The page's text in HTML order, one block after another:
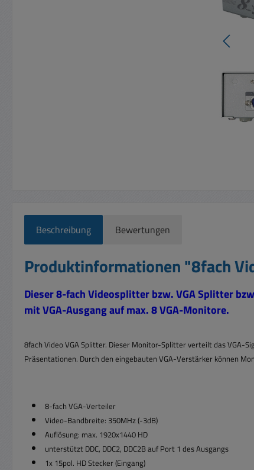
Beschreibung Bewertungen
Produktinformationen "8fach
Dieser 8-fach Videosplitter bzw. VGA Splitter
mit VGA-Ausgang auf max.8 VGA-Monitore.
8fach Video VGA Splitter. Dieser Monitor-Splitter verteilt das VGA-
Präsentationen. Durch den eingebauten VGA-Verstärker können
8-fach VGA-Verteiler
Video-Bandbreite: 350MHz (-3dB)
Auflösung: max. 1920x1440 HD
unterstützt DDC, DDC2, DDC2B auf Port 1 des Ausgangs
1x 15pol. HD Stecker (Eingang)